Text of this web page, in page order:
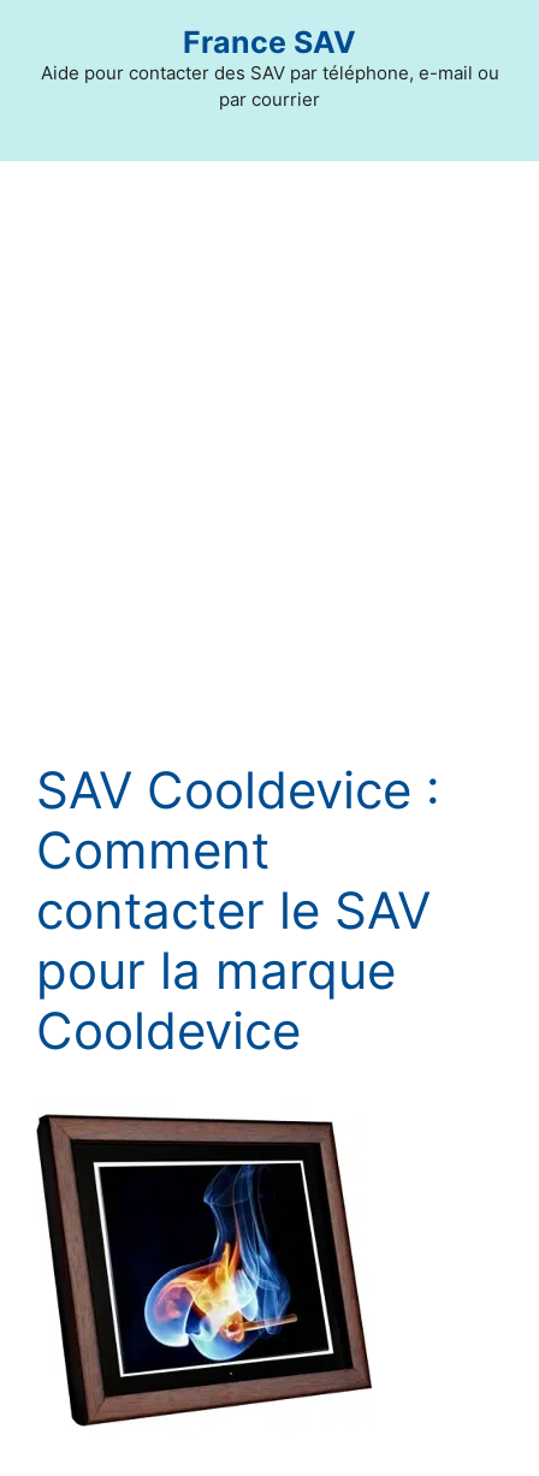
contenu
France SAV
Aide pour contacter des SAV par téléphone, e-mail ou
par courrier
SAV Cooldevice :
Comment
contacter le SAV
pour la marque
Cooldevice